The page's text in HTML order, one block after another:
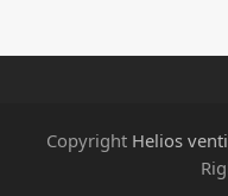
Copyright Helios